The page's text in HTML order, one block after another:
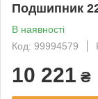
Подшипник
В наявності
Код: 99994579
10 221 ₴